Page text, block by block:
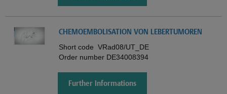
CHEMOEMBOLISATION VON LEBERTUMOREN
Short code VRad08/UT_DE
Order number DE34008394
Further Informations